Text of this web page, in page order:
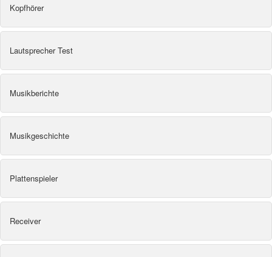
Kopfhörer
Lautsprecher Test
Musikberichte
Musikgeschichte
Plattenspieler
Receiver